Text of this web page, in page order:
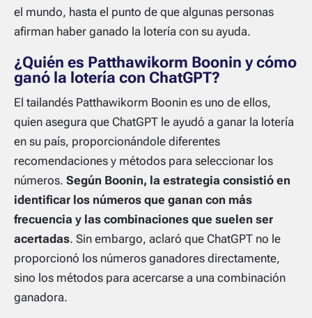
el mundo, hasta el punto de que algunas personas
afirman haber ganado la lotería con su ayuda.
¿Quién es Patthawikorm Boonin y cómo
ganó la lotería con ChatGPT?
El tailandés Patthawikorm Boonin es uno de ellos,
quien asegura que ChatGPT le ayudó a ganar la lotería
en su país, proporcionándole diferentes
recomendaciones y métodos para seleccionar los
números. Según Boonin, la estrategia consistió en
identificar los números que ganan con más
frecuencia y las combinaciones que suelen ser
acertadas. Sin embargo, aclaró que ChatGPT no le
proporcionó los números ganadores directamente,
sino los métodos para acercarse a una combinación
ganadora.